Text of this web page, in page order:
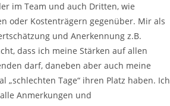
im Team und auch Dritten, wie
oder Kostenträgern gegenüber. Mir als
und Anerkennung z.B.
dass ich meine Stärken auf allen
darf, daneben aber auch meine
„schlechten Tage“ ihren Platz haben. Ich
Anmerkungen und